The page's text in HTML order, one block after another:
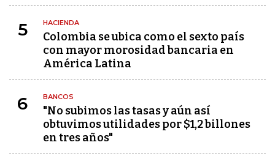
5 HACIENDA
Colombia se ubica como el sexto país
con mayor morosidad bancaria en
América Latina
6 BANCOS
"No subimos las tasas y aún así
obtuvimos utilidades por $1,2 billones
en tres años"